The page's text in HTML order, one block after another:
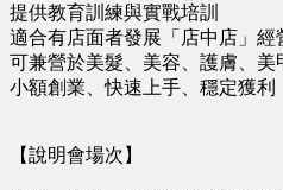
提供教育訓練與實戰培訓
適合有店面者發展「店中店」經
可兼營於美髮、美容、護膚、美
小額創業、快速上手、穩定獲利
【說明會場次】